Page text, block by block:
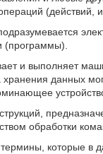
(действий,
и выполняет
данных
обработки
которые в